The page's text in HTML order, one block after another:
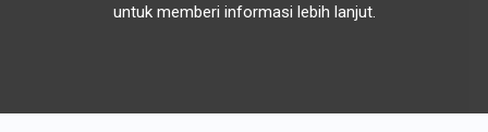
untuk memberi informasi lebih lanjut.